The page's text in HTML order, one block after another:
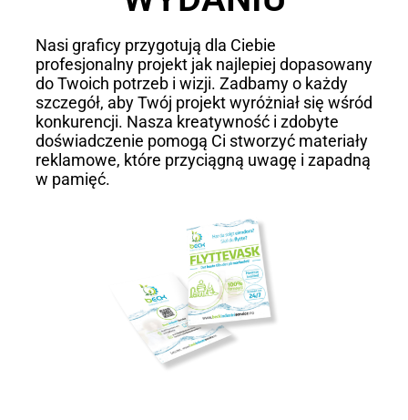
Nasi graficy przygotują dla Ciebie
profesjonalny projekt jak najlepiej dopasowany
do Twoich potrzeb i wizji. Zadbamy o każdy
szczegół, aby Twój projekt wyróżniał się wśród
konkurencji. Nasza kreatywność i zdobyte
doświadczenie pomogą Ci stworzyć materiały
reklamowe, które przyciągną uwagę i zapadną
w pamięć.